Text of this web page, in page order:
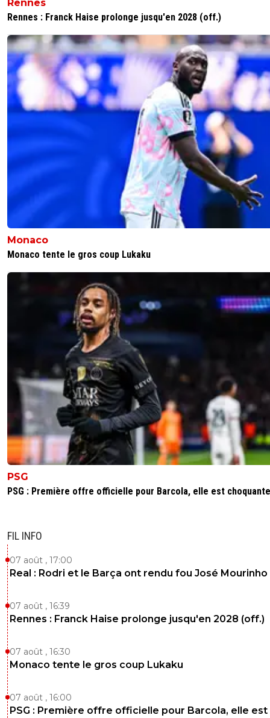
Rennes
Rennes : Franck Haise prolonge jusqu'en 2028 (off.)
Monaco
Monaco tente le gros coup Lukaku
PSG
PSG : Première offre officielle pour Barcola, elle est choquante
FIL INFO
07 août , 17:00
Real : Rodri et le Barça ont rendu fou José Mourinho
07 août , 16:39
Rennes : Franck Haise prolonge jusqu'en 2028 (off.)
07 août , 16:30
Monaco tente le gros coup Lukaku
07 août , 16:00
PSG : Première offre officielle pour Barcola, elle est